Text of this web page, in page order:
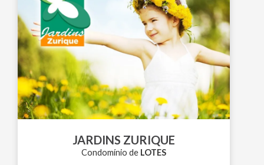
JARDINS ZURIQUE
Condomínio de LOTES